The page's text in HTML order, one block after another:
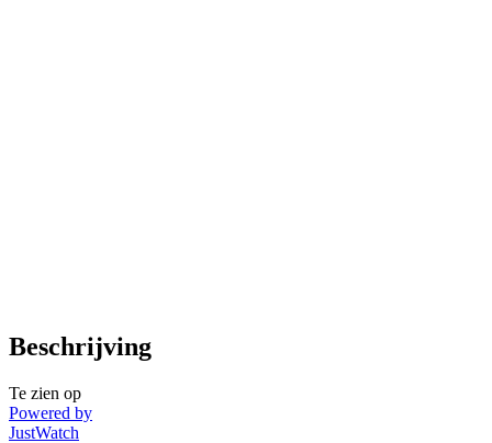
Beschrijving
Te zien op
Powered by
JustWatch